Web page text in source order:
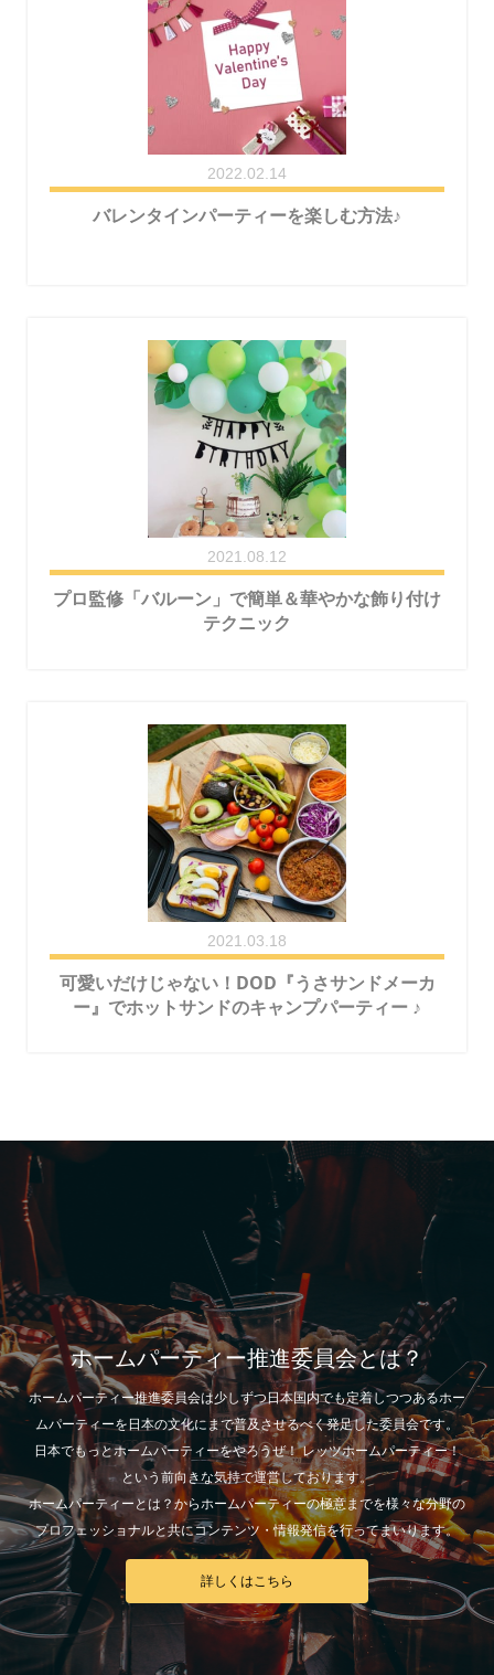
2022.02.14
バレンタインパーティーを楽しむ方法♪
2021.08.12
プロ監修「バルーン」で簡単＆華やかな飾り付け
テクニック
2021.03.18
可愛いだけじゃない！DOD『うさサンドメーカ
ー』でホットサンドのキャンプパーティー ♪
ホームパーティー推進委員会とは？
ホームパーティー推進委員会は少しずつ日本国内でも定着しつつあるホー
ムパーティーを日本の文化にまで普及させるべく発足した委員会です。
日本でもっとホームパーティーをやろうぜ！ レッツホームパーティー！
という前向きな気持で運営しております。
ホームパーティーとは？からホームパーティーの極意までを様々な分野の
プロフェッショナルと共にコンテンツ・情報発信を行ってまいります。
詳しくはこちら